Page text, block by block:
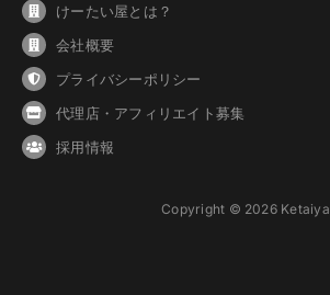
けーたい屋とは？
会社概要
プライバシーポリシー
代理店・アフィリエイト募集
採用情報
Copyright © 2026 Ketaiya